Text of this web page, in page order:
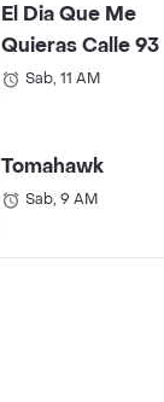
El Dia Que Me
Quieras Calle 93
Sab, 11 AM
Tomahawk
Sab, 9 AM